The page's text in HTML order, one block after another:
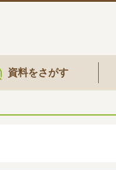
資料をさがす